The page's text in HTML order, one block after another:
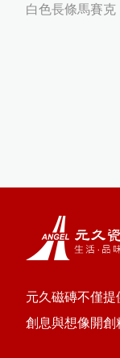
白色長條馬賽
元久磁磚不僅
創息與想像開創